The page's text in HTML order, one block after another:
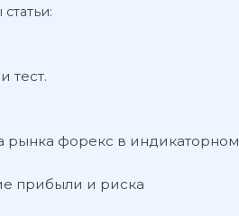
тест.
рынка форекс в индикаторном
прибыли и риска